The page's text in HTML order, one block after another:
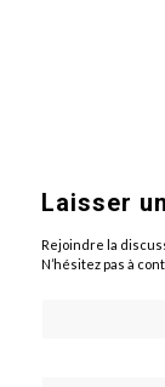
Laisser
Rejoindre la
N’hésitez pas à